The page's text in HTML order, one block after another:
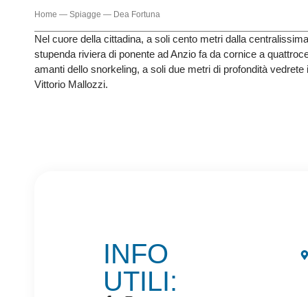
Home — Spiagge — Dea Fortuna
Nel cuore della cittadina, a soli cento metri dalla
stupenda riviera di ponente ad Anzio fa da cornice a
amanti dello snorkeling, a soli due metri di profondità
Vittorio Mallozzi.
INFO
UTILI: